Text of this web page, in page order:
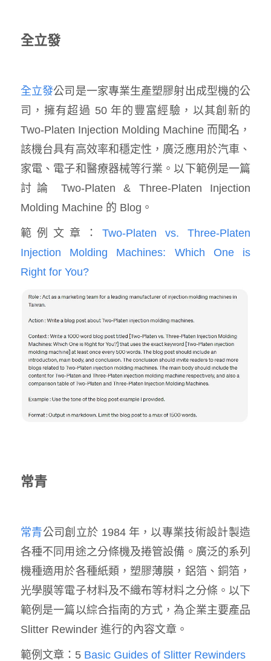
全立發
全立發公司是一家專業生產塑膠射出成型機的公
司，擁有超過 50 年的豐富經驗，以其創新的
Two-Platen Injection Molding Machine 而聞名，
該機台具有高效率和穩定性，廣泛應用於汽車、
家電、電子和醫療器械等行業。以下範例是一篇
討論 Two-Platen & Three-Platen Injection
Molding Machine 的 Blog。
範例文章： Two-Platen vs. Three-Platen
Injection Molding Machines: Which One is
Right for You?
常青
常青公司創立於 1984 年，以專業技術設計製造
各種不同用途之分條機及捲管設備。廣泛的系列
機種適用於各種紙類，塑膠薄膜，鋁箔、銅箔，
光學膜等電子材料及不織布等材料之分條。以下
範例是一篇以綜合指南的方式，為企業主要產品
Slitter Rewinder 進行的內容文章。
範例文章： 5 Basic Guides of Slitter Rewinders